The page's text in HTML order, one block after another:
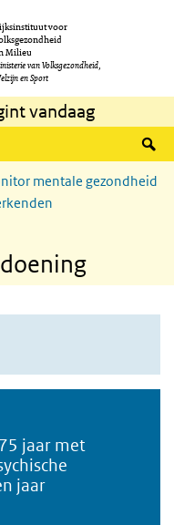
voor
Milieu
van Volksgezondheid,
en Sport
vandaag
mentale gezondheid
jaar met
jaar